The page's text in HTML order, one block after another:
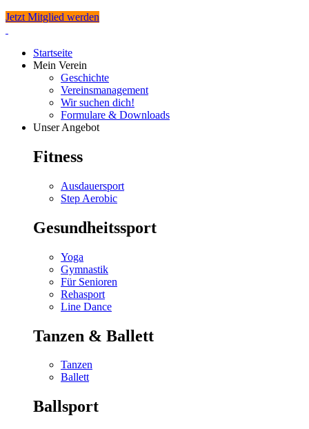
Jetzt Mitglied werden
Startseite
Mein Verein
Geschichte
Vereinsmanagement
Wir suchen dich!
Formulare & Downloads
Unser Angebot
Fitness
Ausdauersport
Step Aerobic
Gesundheitssport
Yoga
Gymnastik
Für Senioren
Rehasport
Line Dance
Tanzen & Ballett
Tanzen
Ballett
Ballsport